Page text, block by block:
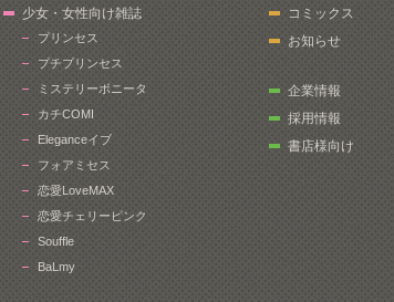
少女・女性向け雑誌
プリンセス
プチプリンセス
ミステリーボニータ
カチCOMI
Eleganceイブ
フォアミセス
恋愛LoveMAX
恋愛チェリーピンク
Souffle
BaLmy
コミックス
お知らせ
企業情報
採用情報
書店様向け